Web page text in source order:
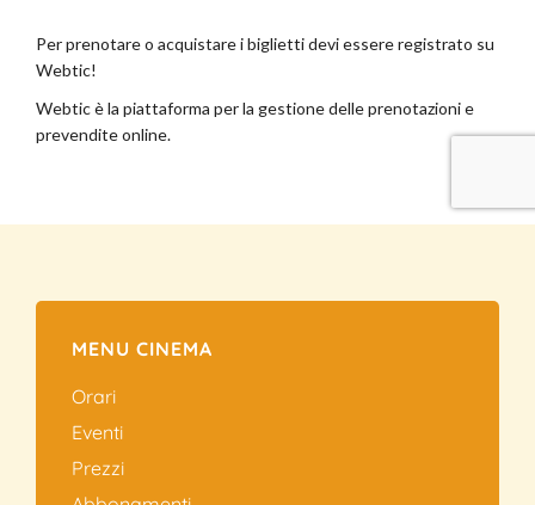
MENU CINEMA
Orari
Eventi
Prezzi